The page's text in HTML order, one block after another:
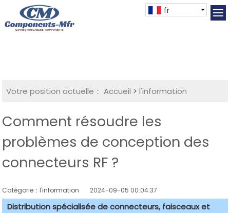
fr
Votre position actuelle： Accueil >l'information
Comment résoudre les
problèmes de conception des
connecteurs RF ?
Catégorie：l'information 2024-09-05 00:04:37
Distribution spécialisée de connecteurs, faisceaux et